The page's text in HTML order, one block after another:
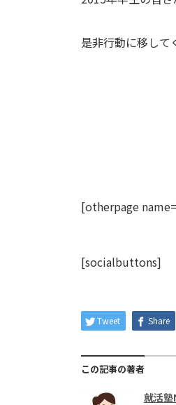
是非行動に移して
[otherpage
[socialbuttons]
Tweet Share
この記事の著者
就活塾